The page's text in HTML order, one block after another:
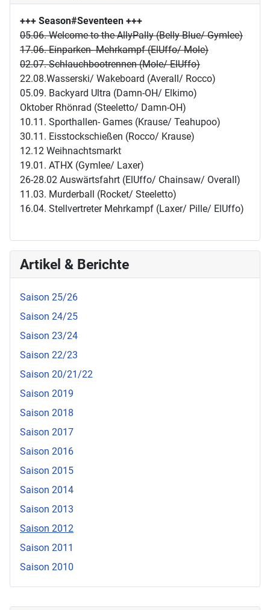
+++ Season#Seventeen +++
05.06. Welcome to the AllyPally (Belly Blue/ Gymlee)
17.06. Einparken- Mehrkampf (ElUffo/ Mole)
02.07. Schlauchbootrennen (Mole/ ElUffo)
22.08.Wasserski/ Wakeboard (Averall/ Rocco)
05.09. Backyard Ultra (Damn-OH/ Elkimo)
Oktober Rhönrad (Steeletto/ Damn-OH)
10.11. Sporthallen- Games (Krause/ Teahupoo)
30.11. Eisstockschießen (Rocco/ Krause)
12.12 Weihnachtsmarkt
19.01. ATHX (Gymlee/ Laxer)
26-28.02 Auswärtsfahrt (ElUffo/ Chainsaw/ Overall)
11.03. Murderball (Rocket/ Steeletto)
16.04. Stellvertreter Mehrkampf (Laxer/ Pille/ ElUffo)
Artikel & Berichte
Saison 25/26
Saison 24/25
Saison 23/24
Saison 22/23
Saison 20/21/22
Saison 2019
Saison 2018
Saison 2017
Saison 2016
Saison 2015
Saison 2014
Saison 2013
Saison 2012
Saison 2011
Saison 2010